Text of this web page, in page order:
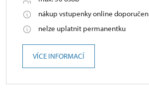
nákup vstupenky online doporučen
nelze uplatnit permanentku
VÍCE INFORMACÍ